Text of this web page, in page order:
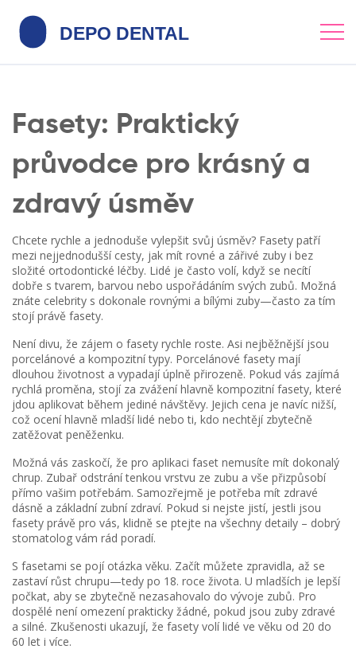
Fasety: Praktický
průvodce pro krásný a
zdravý úsměv
Chcete rychle a jednoduše vylepšit svůj úsměv? Fasety patří
mezi nejjednodušší cesty, jak mít rovné a zářivé zuby i bez
složité ortodontické léčby. Lidé je často volí, když se necítí
dobře s tvarem, barvou nebo uspořádáním svých zubů. Možná
znáte celebrity s dokonale rovnými a bílými zuby—často za tím
stojí právě fasety.
Není divu, že zájem o fasety rychle roste. Asi nejběžnější jsou
porcelánové a kompozitní typy. Porcelánové fasety mají
dlouhou životnost a vypadají úplně přirozeně. Pokud vás zajímá
rychlá proměna, stojí za zvážení hlavně kompozitní fasety, které
jdou aplikovat během jediné návštěvy. Jejich cena je navíc nižší,
což ocení hlavně mladší lidé nebo ti, kdo nechtějí zbytečně
zatěžovat peněženku.
Možná vás zaskočí, že pro aplikaci faset nemusíte mít dokonalý
chrup. Zubař odstrání tenkou vrstvu ze zubu a vše přizpůsobí
přímo vašim potřebám. Samozřejmě je potřeba mít zdravé
dásně a základní zubní zdraví. Pokud si nejste jistí, jestli jsou
fasety právě pro vás, klidně se ptejte na všechny detaily – dobrý
stomatolog vám rád poradí.
S fasetami se pojí otázka věku. Začít můžete zpravidla, až se
zastaví růst chrupu—tedy po 18. roce života. U mladších je lepší
počkat, aby se zbytečně nezasahovalo do vývoje zubů. Pro
dospělé není omezení prakticky žádné, pokud jsou zuby zdravé
a silné. Zkušenosti ukazují, že fasety volí lidé ve věku od 20 do
60 let i více.